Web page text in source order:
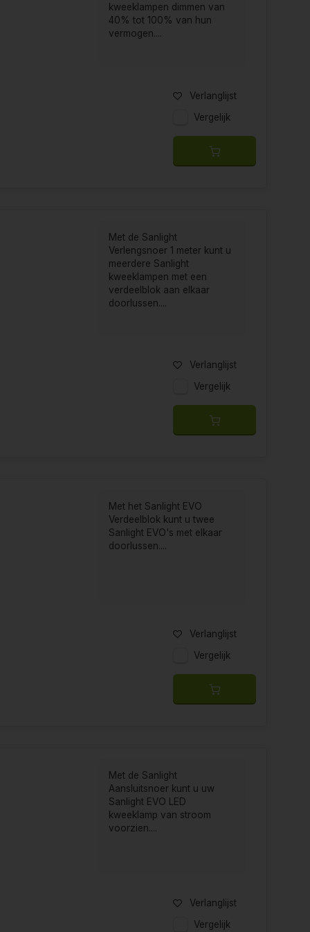
kweeklampen dimmen van
40% tot 100% van hun
vermogen....
Verlanglijst
Vergelijk
Met de Sanlight
Verlengsnoer 1 meter kunt u
meerdere Sanlight
kweeklampen met een
verdeelblok aan elkaar
doorlussen....
Verlanglijst
Vergelijk
Met het Sanlight EVO
Verdeelblok kunt u twee
Sanlight EVO's met elkaar
doorlussen....
Verlanglijst
Vergelijk
Met de Sanlight
Aansluitsnoer kunt u uw
Sanlight EVO LED
kweeklamp van stroom
voorzien....
Verlanglijst
Vergelijk